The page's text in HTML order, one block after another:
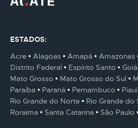
ESTADOS:
Acre
Alagoas Amapá Amazonas
Distrito Federal
Espírito Santo
Mato Grosso
Mato Grosso do Sul
Paraíba
Paraná Pernambuco Piauí
Rio Grande do Norte
Rio Grande do
Roraima
Santa Catarina São Paulo